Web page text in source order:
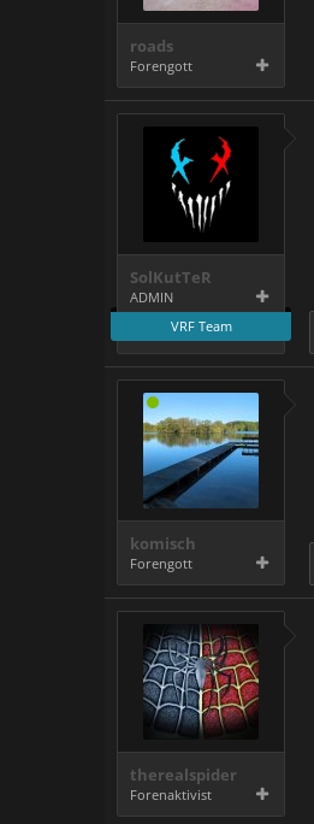
roads
Forengott
SolKutTeR
ADMIN
VRF Team
komisch
Forengott
therealspider
Forenaktivist